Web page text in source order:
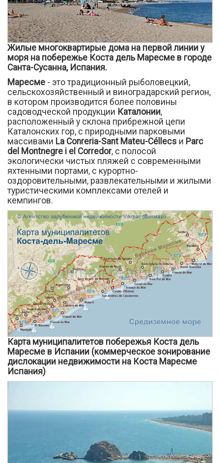
Жилые многоквартирые дома на первой линии у
моря на побережье Коста дель Маресме в городе
Санта-Сусанна, Испания.
Маресме - это традиционный рыболовецкий,
сельскохозяйственный и виноградарский регион,
в котором производится более половины
садоводческой продукции Каталонии,
расположенный у склона прибрежной цепи
Каталонских гор, с природными парковыми
массивами La Conreria-Sant Mateu-Céllecs и Parc
del Montnegre i el Corredor, с полосой
экологически чистых пляжей с современными
яхтенными портами, с курортно-
оздоровительными, развлекательными и жилыми
туристическими комплексами отелей и
кемпингов.
Карта муниципалитетов побережья Коста дель
Маресме в Испании (коммерческое зонирование
дислокации недвижимости на Коста Маресме
Испания)